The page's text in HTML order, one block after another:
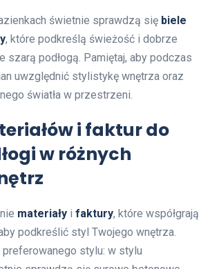
świetnie sprawdzą się biele
, które podkreślą świeżość i dobrze
szarą podłogą. Pamiętaj, aby podczas
uwzględnić stylistykę wnętrza oraz
światła w przestrzeni.
i faktur do
w różnych
materiały i faktury, które współgrają
podkreślić styl Twojego wnętrza.
stylu: w stylu